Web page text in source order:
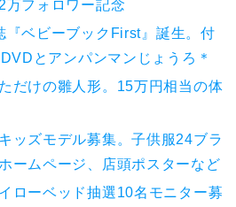
万フォロワー記念
『ベビーブックFirst』誕生。付
とアンパンマンじょうろ＊
だけの雛人形。15万円相当の体
ッズモデル募集。子供服24ブラ
ームページ、店頭ポスターなど
ローベッド抽選10名モニター募